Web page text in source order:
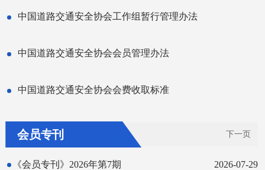
中国道路交通安全协会工作组暂行管理办法
中国道路交通安全协会会员管理办法
中国道路交通安全协会会费收取标准
会员专刊 下一页
《会员专刊》2026年第7期 2026-07-29